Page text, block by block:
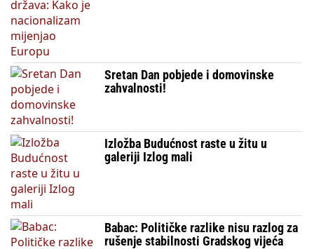
Sretan Dan pobjede i domovinske
zahvalnosti!
Izložba Budućnost raste u žitu u
galeriji Izlog mali
Babac: Političke razlike nisu razlog za
rušenje stabilnosti Gradskog vijeća